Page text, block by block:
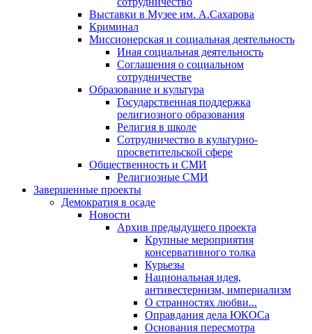
Выставки в Музее им. А.Сахарова
Криминал
Миссионерская и социальная деятельность
Иная социальная деятельность
Соглашения о социальном
сотрудничестве
Образование и культура
Государственная поддержка
религиозного образования
Религия в школе
Сотрудничество в культурно-
просветительской сфере
Общественность и СМИ
Религиозные СМИ
Завершенные проекты
Демократия в осаде
Новости
Архив предыдущего проекта
Крупные мероприятия
консервативного толка
Курьезы
Национальная идея,
антивестернизм, империализм
О странностях любви...
Оправдания дела ЮКОСа
Основания пересмотра